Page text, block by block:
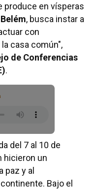
produce en vísperas
Belém, busca instar a
con
casa común",
de Conferencias
.
del 7 al 10 de
hicieron un
paz y al
Bajo el